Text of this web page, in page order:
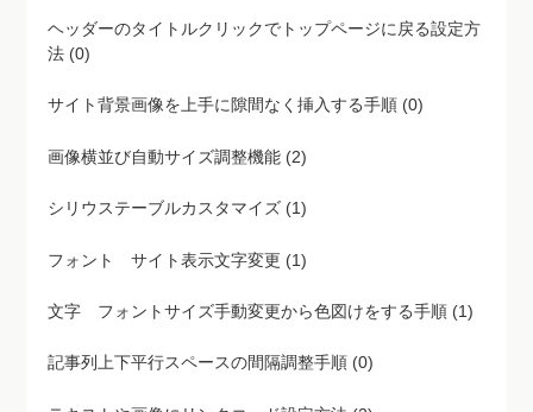
ヘッダーのタイトルクリックでトップページに戻る設定方
法 (0)
サイト背景画像を上手に隙間なく挿入する手順 (0)
画像横並び自動サイズ調整機能 (2)
シリウステーブルカスタマイズ (1)
フォント サイト表示文字変更 (1)
文字 フォントサイズ手動変更から色図けをする手順 (1)
記事列上下平行スペースの間隔調整手順 (0)